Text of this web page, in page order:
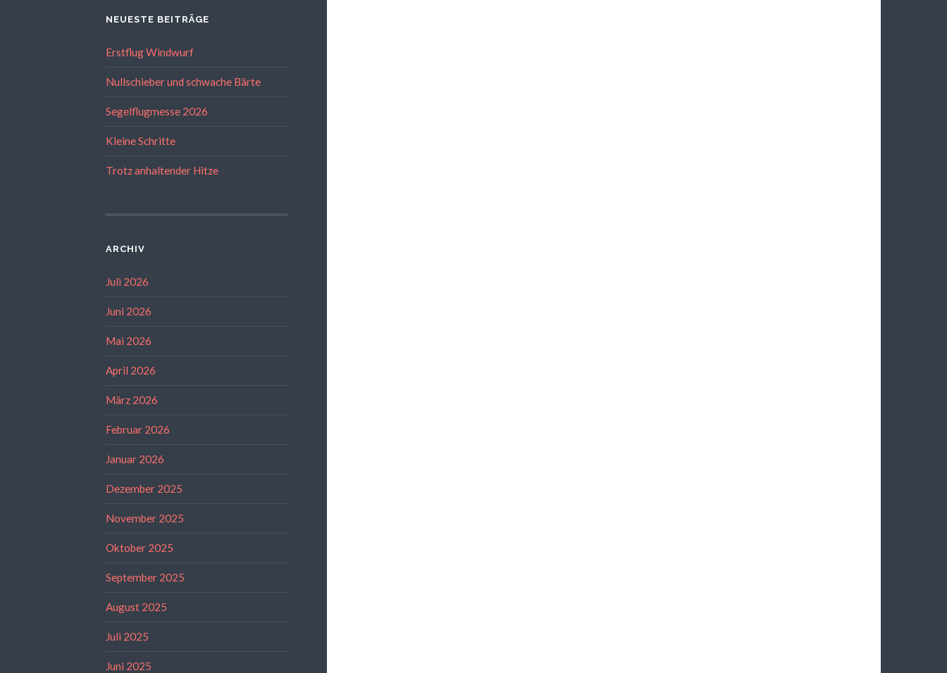
NEUESTE BEITRÄGE
Erstflug Windwurf
Nullschieber und schwache Bärte
Segelflugmesse 2026
Kleine Schritte
Trotz anhaltender Hitze
ARCHIV
Juli 2026
Juni 2026
Mai 2026
April 2026
März 2026
Februar 2026
Januar 2026
Dezember 2025
November 2025
Oktober 2025
September 2025
August 2025
Juli 2025
Juni 2025